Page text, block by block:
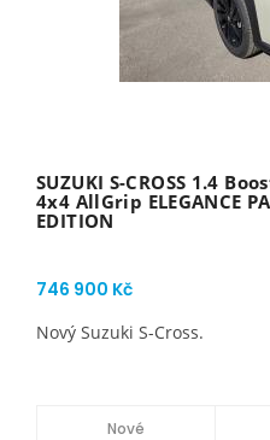
SUZUKI S-CROSS 1.4
4x4 AllGrip ELEGANCE
EDITION
746 900 Kč
Nový Suzuki S-Cross.
Nové